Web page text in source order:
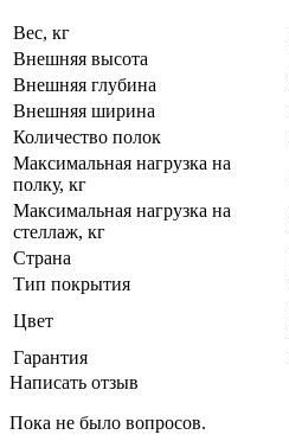
Вес, кг
Внешняя высота
Внешняя глубина
Внешняя ширина
Количество полок
Максимальная нагрузка на
полку, кг
Максимальная нагрузка на
стеллаж, кг
Страна
Тип покрытия
Цвет
Гарантия
Написать отзыв
Пока не было вопросов.